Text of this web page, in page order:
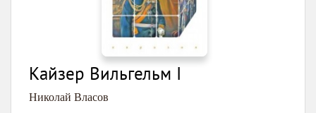
Кайзер Вильгельм I
Николай Власов